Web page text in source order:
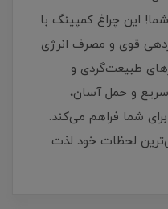
این چراغ کمپینگ با
قوی و مصرف انرژی
طبیعت‌گردی و
و حمل آسان،
شما فراهم می‌کند.
لحظات خود لذت